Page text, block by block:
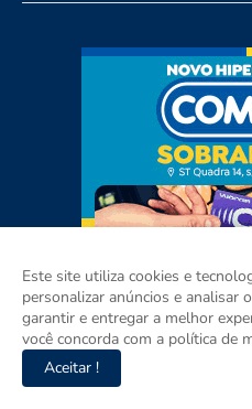
Este site utiliza cookies e
personalizar anúncios e analisar
garantir e entregar a melhor
você concorda com a política de
Aceitar !